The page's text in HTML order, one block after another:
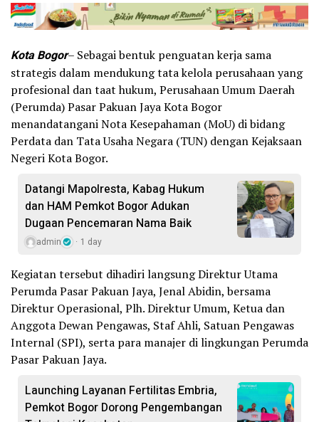
Kota Bogor– Sebagai bentuk penguatan kerja sama
strategis dalam mendukung tata kelola perusahaan yang
profesional dan taat hukum, Perusahaan Umum Daerah
(Perumda) Pasar Pakuan Jaya Kota Bogor
menandatangani Nota Kesepahaman (MoU) di bidang
Perdata dan Tata Usaha Negara (TUN) dengan Kejaksaan
Negeri Kota Bogor.
Datangi Mapolresta, Kabag Hukum
dan HAM Pemkot Bogor Adukan
Dugaan Pencemaran Nama Baik
admin 1 day
Kegiatan tersebut dihadiri langsung Direktur Utama
Perumda Pasar Pakuan Jaya, Jenal Abidin, bersama
Direktur Operasional, Plh. Direktur Umum, Ketua dan
Anggota Dewan Pengawas, Staf Ahli, Satuan Pengawas
Internal (SPI), serta para manajer di lingkungan Perumda
Pasar Pakuan Jaya.
Launching Layanan Fertilitas Embria,
Pemkot Bogor Dorong Pengembangan